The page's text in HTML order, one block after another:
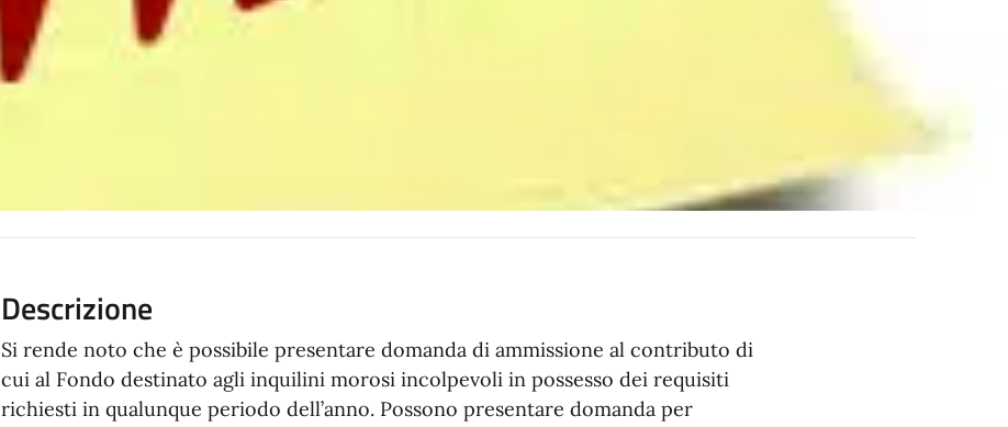
Descrizione
Si rende noto che è possibile presentare domanda di ammissione al contributo di
cui al Fondo destinato agli inquilini morosi incolpevoli in possesso dei requisiti
richiesti in qualunque periodo dell’anno. Possono presentare domanda per